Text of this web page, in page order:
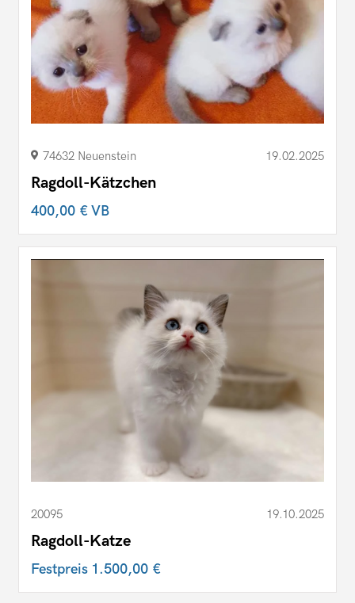
74632 Neuenstein 19.02.2025
Ragdoll-Kätzchen
400,00 €VB
20095 19.10.2025
Ragdoll-Katze
Festpreis 1.500,00 €